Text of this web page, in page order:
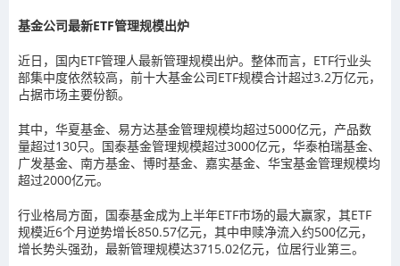
基金公司最新ETF管理规模出炉
近日，国内ETF管理人最新管理规模出炉。整体而言，ETF行业头
部集中度依然较高，前十大基金公司ETF规模合计超过3.2万亿元，
占据市场主要份额。
其中，华夏基金、易方达基金管理规模均超过5000亿元，产品数
量超过130只。国泰基金管理规模超过3000亿元，华泰柏瑞基金、
广发基金、南方基金、博时基金、嘉实基金、华宝基金管理规模均
超过2000亿元。
行业格局方面，国泰基金成为上半年ETF市场的最大赢家，其ETF
规模近6个月逆势增长850.57亿元，其中申赎净流入约500亿元，
增长势头强劲，最新管理规模达3715.02亿元，位居行业第三。